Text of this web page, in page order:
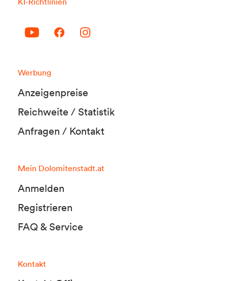
Werbung
Anzeigenpreise
Reichweite / Statistik
Anfragen / Kontakt
Mein Dolomitenstadt.at
Anmelden
Registrieren
FAQ & Service
Kontakt